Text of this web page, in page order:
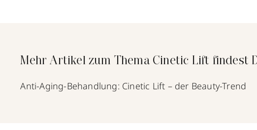
Mehr Artikel zum Thema Cinetic Lift findest
Anti-Aging-Behandlung: Cinetic Lift – der Beauty-Trend